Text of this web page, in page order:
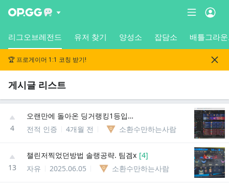
리그오브레전드 유저 찾기 양성소 잡담소 배틀그라
🏆 프로게이머 1:1 코칭 받기!
게시글 리스트
4
오랜만에 돌아온 딩거랭킹1등입니다.. 딥롤135점은처음보네요...
전적 인증
4개월 전 소환수만하는사람
13
챌린저찍었던방법 솔랭공략. 팀겜x [4]
자유
2025.06.05 소환수만하는사람